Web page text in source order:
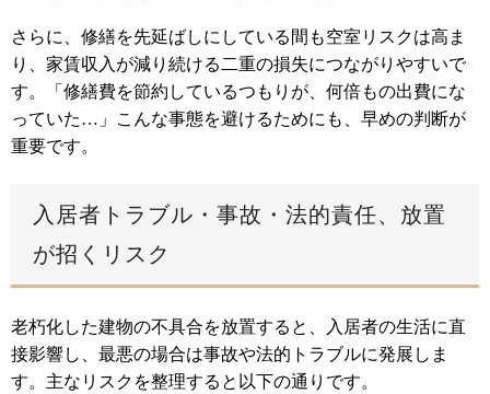
さらに、修繕を先延ばしにしている間も空室リスクは高ま
り、家賃収入が減り続ける二重の損失につながりやすいで
す。「修繕費を節約しているつもりが、何倍もの出費にな
っていた…」こんな事態を避けるためにも、早めの判断が
重要です。
入居者トラブル・事故・法的責任、放置
が招くリスク
老朽化した建物の不具合を放置すると、入居者の生活に直
接影響し、最悪の場合は事故や法的トラブルに発展しま
す。主なリスクを整理すると以下の通りです。